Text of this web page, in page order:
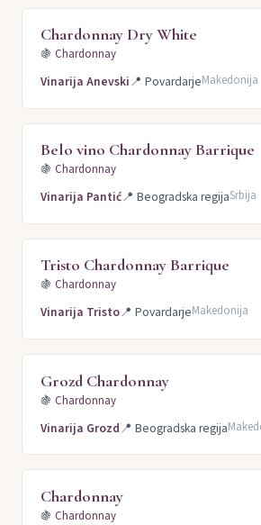
Chardonnay Dry White
🍇 Chardonnay
Vinarija Anevski📍 PovardarjeMakedonija
Belo vino Chardonnay Barrique
🍇 Chardonnay
Vinarija Pantić📍 Beogradska regijaSrbija
Tristo Chardonnay Barrique
🍇 Chardonnay
Vinarija Tristo📍 PovardarjeMakedonija
Grozd Chardonnay
🍇 Chardonnay
Vinarija Grozd📍 Beogradska regija
Chardonnay
🍇 Chardonnay